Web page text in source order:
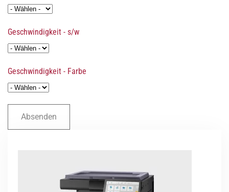
Geschwindigkeit - s/w
Geschwindigkeit - Farbe